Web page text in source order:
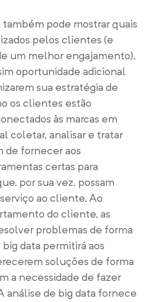
pode mostrar quais
pelos clientes (e
um melhor engajamento),
oportunidade adicional
sua estratégia de
os clientes estão
às marcas em
coletar, analisar e tratar
de fornecer aos
certas para
por sua vez, possam
ao cliente. Ao
do cliente, as
problemas de forma
data permitirá aos
soluções de forma
a necessidade de fazer
análise de big data fornece